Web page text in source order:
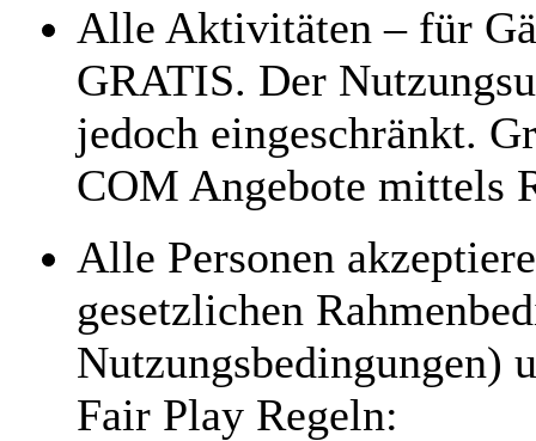
Alle Aktivitäten – für
GRATIS. Der
jedoch eingeschränkt.
COM Angebote mittels
Alle Personen
gesetzlichen
Nutzungsbedingungen)
Fair Play Regeln: